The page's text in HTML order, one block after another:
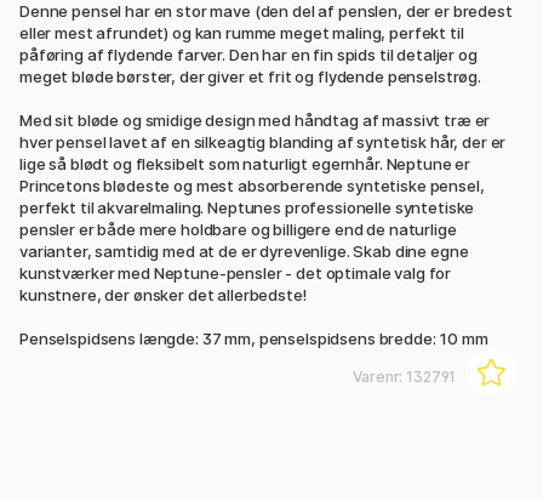
Denne pensel har en stor mave (den del af penslen, der er bredest
eller mest afrundet) og kan rumme meget maling, perfekt til
påføring af flydende farver. Den har en fin spids til detaljer og
meget bløde børster, der giver et frit og flydende penselstrøg.
Med sit bløde og smidige design med håndtag af massivt træ er
hver pensel lavet af en silkeagtig blanding af syntetisk hår, der er
lige så blødt og fleksibelt som naturligt egernhår. Neptune er
Princetons blødeste og mest absorberende syntetiske pensel,
perfekt til akvarelmaling. Neptunes professionelle syntetiske
pensler er både mere holdbare og billigere end de naturlige
varianter, samtidig med at de er dyrevenlige. Skab dine egne
kunstværker med Neptune-pensler - det optimale valg for
kunstnere, der ønsker det allerbedste!
Penselspidsens længde: 37 mm, penselspidsens bredde: 10 mm
Varenr: 132791